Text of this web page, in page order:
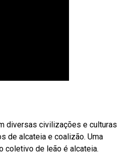
diversas civilizações e culturas
de alcateia e coalizão. Uma
coletivo de leão é alcateia.